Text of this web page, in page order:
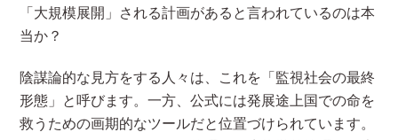
「大規模展開」される計画があると言われているのは本
当か？
陰謀論的な見方をする人々は、これを「監視社会の最終
形態」と呼びます。一方、公式には発展途上国での命を
救うための画期的なツールだと位置づけられています。